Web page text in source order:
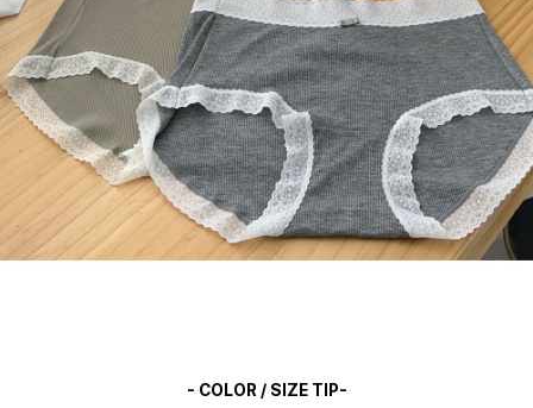
- COLOR / SIZE TIP-